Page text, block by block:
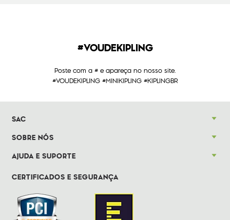
#VOUDEKIPLING
Poste com a # e apareça no nosso site.
#VOUDEKIPLING #MINIKIPLING #KIPLINGBR
SAC
SOBRE NÓS
AJUDA E SUPORTE
CERTIFICADOS E SEGURANÇA